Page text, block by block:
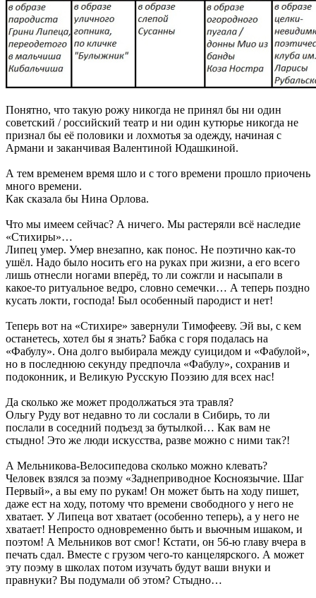
Понятно, что такую рожу никогда не принял бы ни один
советский / российский театр и ни один кутюрье никогда не
признал бы её половики и лохмотья за одежду, начиная с
Армани и заканчивая Валентиной Юдашкиной.
А тем временем время шло и с того времени прошло приочень
много времени.
Как сказала бы Нина Орлова.
Что мы имеем сейчас? А ничего. Мы растеряли всё наследие
«Стихиры»…
Липец умер. Умер внезапно, как понос. Не поэтично как-то
ушёл. Надо было носить его на руках при жизни, а его всего
лишь отнесли ногами вперёд, то ли сожгли и насыпали в
какое-то ритуальное ведро, словно семечки… А теперь поздно
кусать локти, господа! Был особенный пародист и нет!
Теперь вот на «Стихире» завернули Тимофееву. Эй вы, с кем
останетесь, хотел бы я знать? Бабка с горя подалась на
«Фабулу». Она долго выбирала между суицидом и «Фабулой»,
но в последнюю секунду предпочла «Фабулу», сохранив и
подоконник, и Великую Русскую Поэзию для всех нас!
Да сколько же может продолжаться эта травля?
Ольгу Руду вот недавно то ли сослали в Сибирь, то ли
послали в соседний подъезд за бутылкой… Как вам не
стыдно! Это же люди искусства, разве можно с ними так?!
А Мельникова-Велосипедова сколько можно клевать?
Человек взялся за поэму «Заднеприводное Косноязычие. Шаг
Первый», а вы ему по рукам! Он может быть на ходу пишет,
даже ест на ходу, потому что времени свободного у него не
хватает. У Липеца вот хватает (особенно теперь), а у него не
хватает! Непросто одновременно быть и вьючным ишаком, и
поэтом! А Мельников вот смог! Кстати, он 56-ю главу вчера в
печать сдал. Вместе с грузом чего-то канцелярского. А может
эту поэму в школах потом изучать будут ваши внуки и
правнуки? Вы подумали об этом? Стыдно…